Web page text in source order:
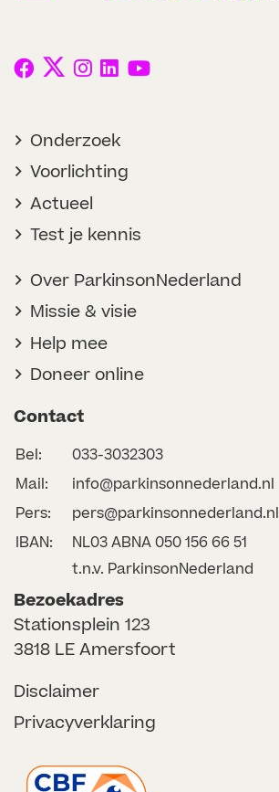
Onderzoek
Voorlichting
Actueel
Test je kennis
Over ParkinsonNederland
Missie & visie
Help mee
Doneer online
Contact
Bel:
033-3032303
Mail:
info@parkinsonnederland.nl
Pers:
pers@parkinsonnederland.nl
IBAN:
NL03 ABNA 050 156 66 51
t.n.v. ParkinsonNederland
Bezoekadres
Stationsplein 123
3818 LE Amersfoort
Disclaimer
Privacyverklaring